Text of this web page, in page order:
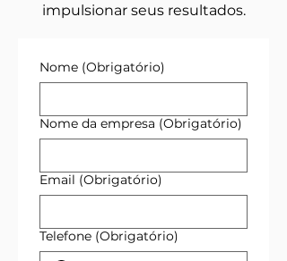
impulsionar seus resultados.
Nome (Obrigatório)
Nome da empresa (Obrigatório)
Email (Obrigatório)
Telefone (Obrigatório)